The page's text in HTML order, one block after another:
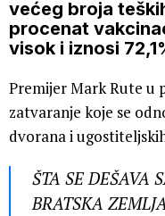
većeg broja
procenat
visok i iznosi
Premijer Mark Rute u
zatvaranje koje se
dvorana i
ŠTA SE DEŠAVA
BRATSKA